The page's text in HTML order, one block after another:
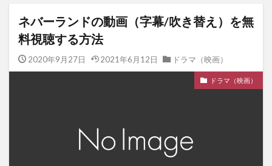
ネバーランドの動画（字幕/吹き替え）を無
料視聴する方法
2020年9月27日 2021年6月12日 ドラマ（映画）
ドラマ（映画）